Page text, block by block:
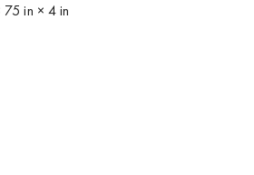
75 in × 4 in